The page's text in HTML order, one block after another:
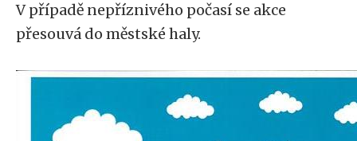
V případě nepříznivého počasí se akce
přesouvá do městské haly.